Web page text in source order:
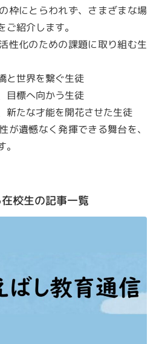
枠にとらわれず、さまざまな場
紹介します。
性化のための課題に取り組む生
と世界を繋ぐ生徒
目標へ向かう生徒
新たな才能を開花させた生徒
が遺憾なく発揮できる舞台を、
校生の記事一覧